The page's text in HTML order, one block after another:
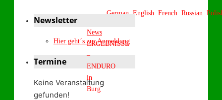
German English French Russian
Start
News
ERGEBNISSE
–
ENDURO
in
Burg
Newsletter
Hier geht´s zur Anmeldung
Termine
Keine Veranstaltung
gefunden!